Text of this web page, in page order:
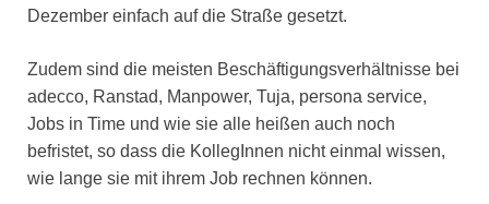
Dezember einfach auf die Straße gesetzt.
Zudem sind die meisten Beschäftigungsverhältnisse bei
adecco, Ranstad, Manpower, Tuja, persona service,
Jobs in Time und wie sie alle heißen auch noch
befristet, so dass die KollegInnen nicht einmal wissen,
wie lange sie mit ihrem Job rechnen können.